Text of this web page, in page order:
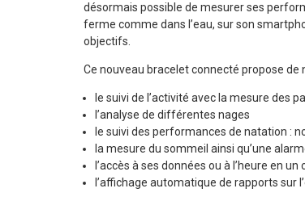
désormais possible de mesurer ses
ferme comme dans l’eau, sur son
objectifs.
Ce nouveau bracelet connecté propose
le suivi de l’activité avec la mesure des
l’analyse de différentes nages
le suivi des performances de natation :
la mesure du sommeil ainsi qu’une
l’accès à ses données ou à l’heure en
l’affichage automatique de rapports sur